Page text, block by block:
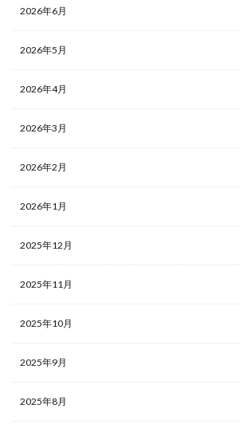
2026年6月
2026年5月
2026年4月
2026年3月
2026年2月
2026年1月
2025年12月
2025年11月
2025年10月
2025年9月
2025年8月